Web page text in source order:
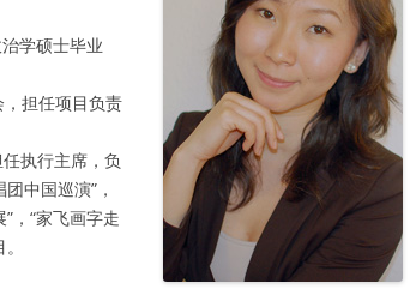
学硕士毕业
担任项目负责
执行主席，负
中国巡演”，
，“家飞画字走